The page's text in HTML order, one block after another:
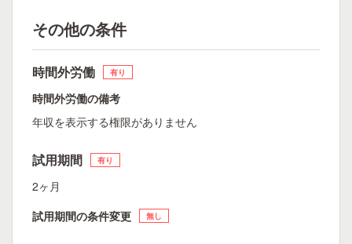
その他の条件
時間外労働 有り
時間外労働の備考
年収を表示する権限がありません
試用期間 有り
2ヶ月
試用期間の条件変更
無し